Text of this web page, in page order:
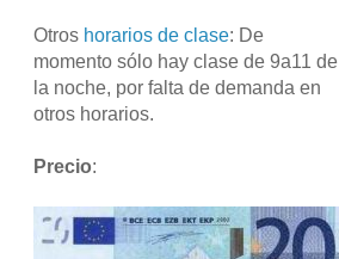
Otros horarios de clase: De
momento sólo hay clase de 9a11 de
la noche, por falta de demanda en
otros horarios.
Precio: